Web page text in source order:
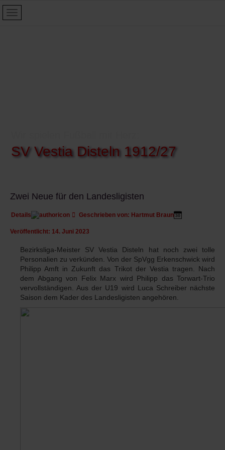
SV Vestia Disteln 1912/27
Zwei Neue für den Landesligisten
Details Geschrieben von: Hartmut Braun
Veröffentlicht: 14. Juni 2023
Bezirksliga-Meister SV Vestia Disteln hat noch zwei tolle
Personalien zu verkünden. Von der SpVgg Erkenschwick wird
Philipp Amft in Zukunft das Trikot der Vestia tragen. Nach
dem Abgang von Felix Marx wird Philipp das Torwart-Trio
vervollständigen. Aus der U19 wird Luca Schreiber nächste
Saison dem Kader des Landesligisten angehören.